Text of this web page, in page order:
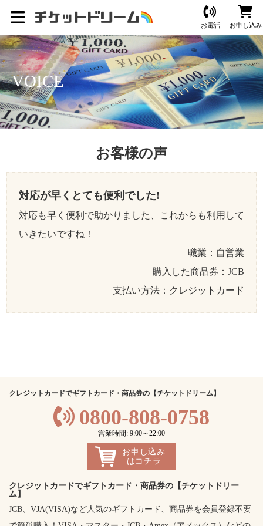
お申し込み
お電話
VOICE
お客様の声
対応が早くとても便利でした!
対応も早く便利で助かりました、これからも利用して
いきたいですね！
職業：自営業
購入した商品券：JCB
支払い方法：クレジットカード
クレジットカードでギフトカード・商品券の【チケットドリーム】
0800-808-0758
営業時間: 9:00～22:00
お申し込み
はコチラ
クレジットカードでギフトカード・商品券の【チケットドリー
ム】
JCB、VJA(VISA)など人気のギフトカード、商品券を会員登録不要